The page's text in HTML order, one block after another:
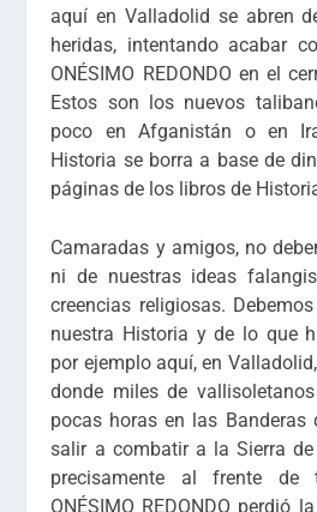
aquí en Valladolid se abren
heridas, intentando acabar
ONÉSIMO REDONDO en el
Estos son los nuevos
poco en Afganistán o en
Historia se borra a base de
páginas de los libros de
Camaradas y amigos, no
ni de nuestras ideas
creencias religiosas.
nuestra Historia y de lo que
por ejemplo aquí, en
donde miles de
pocas horas en las Banderas
salir a combatir a la Sierra
precisamente al frente de
ONÉSIMO REDONDO perdió